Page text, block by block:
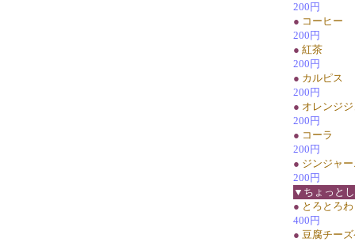
200円
● コーヒー
200円
● 紅茶
200円
● カルピス
200円
● オレンジ
200円
● コーラ
200円
● ジンジャ
200円
▼ちょっと
● とろとろ
400円
● 豆腐チー